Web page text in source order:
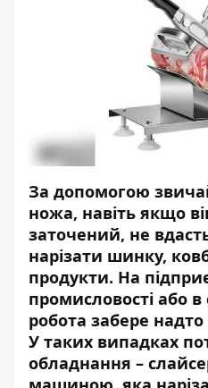
За допомогою
ножа, навіть якщо
заточений, не
нарізати шинку,
продукти. На
промисловості або
робота забере
У таких випадках
обладнання –